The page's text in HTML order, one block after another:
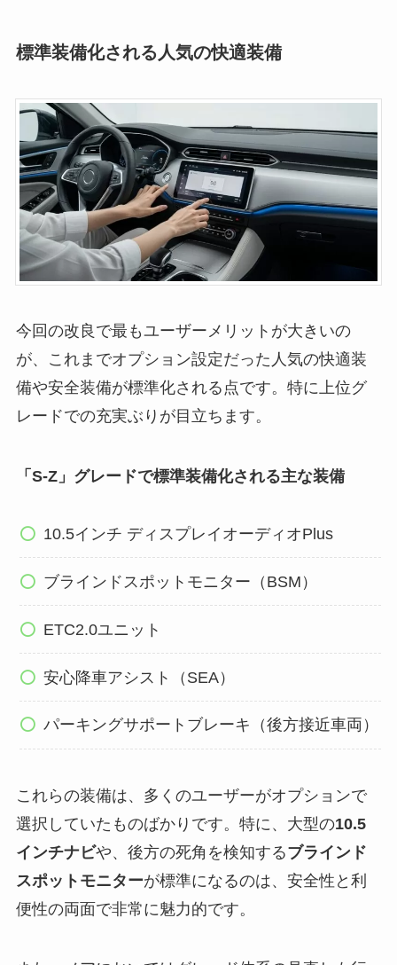
標準装備化される人気の快適装備
今回の改良で最もユーザーメリットが大きいの
が、これまでオプション設定だった人気の快適装
備や安全装備が標準化される点です。特に上位グ
レードでの充実ぶりが目立ちます。
「S-Z」グレードで標準装備化される主な装備
10.5インチ ディスプレイオーディオPlus
ブラインドスポットモニター（BSM）
ETC2.0ユニット
安心降車アシスト（SEA）
パーキングサポートブレーキ（後方接近車両）
これらの装備は、多くのユーザーがオプションで
選択していたものばかりです。特に、大型の10.5
インチナビや、後方の死角を検知するブラインド
スポットモニターが標準になるのは、安全性と利
便性の両面で非常に魅力的です。